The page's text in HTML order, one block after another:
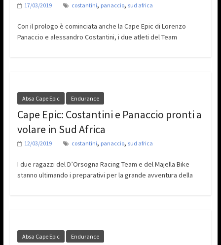
17/03/2019 costantini, panaccio, sud africa
Con il prologo è cominciata anche la Cape Epic di Lorenzo
Panaccio e alessandro Costantini, i due atleti del Team
Absa Cape Epic Endurance
Cape Epic: Costantini e Panaccio pronti a
volare in Sud Africa
12/03/2019 costantini, panaccio, sud africa
I due ragazzi del D’Orsogna Racing Team e del Majella Bike
stanno ultimando i preparativi per la grande avventura della
Absa Cape Epic Endurance